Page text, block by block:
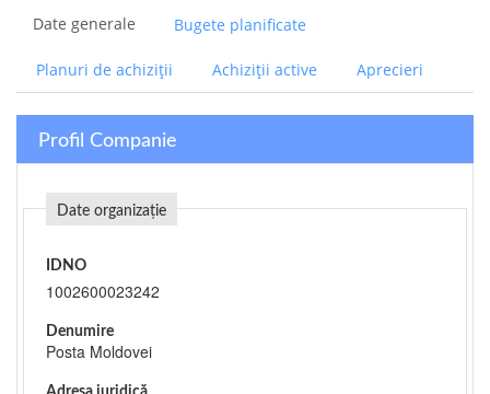
Date generale Bugete planificate
Planuri de achiziții Achiziții active Aprecieri
Profil Companie
Date organizație
IDNO
1002600023242
Denumire
Posta Moldovei